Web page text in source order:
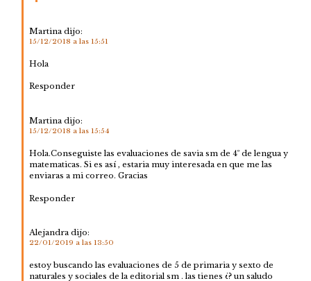
Martina dijo:
15/12/2018 a las 15:51
Hola
Responder
Martina dijo:
15/12/2018 a las 15:54
Hola.Conseguiste las evaluaciones de savia sm de 4º de lengua y
matematicas. Si es así , estaria muy interesada en que me las
enviaras a mi correo. Gracias
Responder
Alejandra dijo:
22/01/2019 a las 13:50
estoy buscando las evaluaciones de 5 de primaria y sexto de
naturales y sociales de la editorial sm . las tienes ¿? un saludo